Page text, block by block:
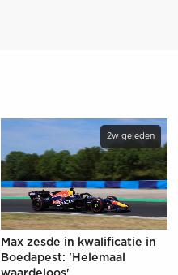
2w geleden
Max zesde in kwalificatie in
Boedapest: 'Helemaal